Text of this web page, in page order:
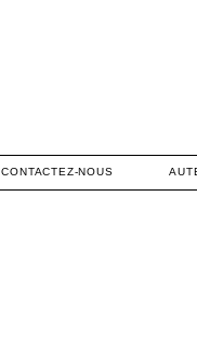
CONTACTEZ-NOUS